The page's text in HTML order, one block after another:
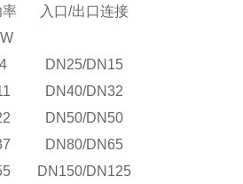
率
入口/出口连接
4
DN25/DN15
DN40/DN32
DN50/DN50
DN80/DN65
DN150/DN125